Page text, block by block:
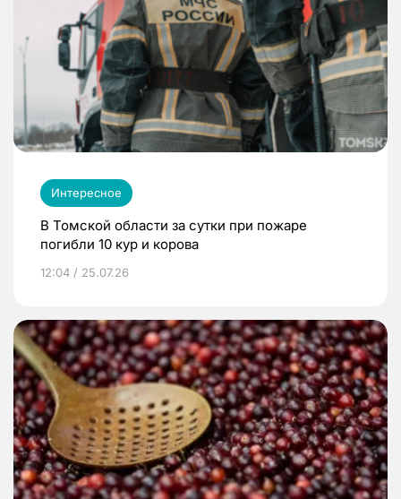
Интересное
В Томской области за сутки при пожаре
погибли 10 кур и корова
12:04 / 25.07.26